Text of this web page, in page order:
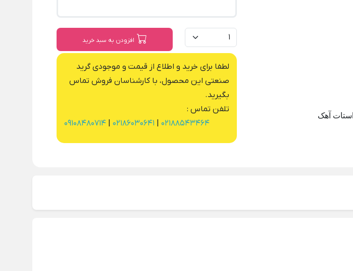
آهک
افزودن به سبد خرید
لطفا برای خرید و اطلاع از قیمت و موجودی گرید
صنعتی این محصول، با کارشناسان فروش تماس
بگیرید.
تلفن تماس :
02188543464
02186030641
09108480714